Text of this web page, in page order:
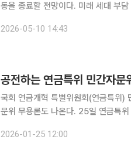
동을 종료할 전망이다. 미래 세대 부
29일 10차 회의를 끝으로 활동을 마
2026-05-10 14:43
공전하는 연금특위 민간자
국회 연금개혁 특별위원회(연금특위)
문위 무용론도 나온다. 25일 연금특위 복수 자문위원에 따르면 21일 예정됐던 5차 자문위 전체회의
달 27일에야 5차 회의가 열린다. 이
2026-01-25 12:00